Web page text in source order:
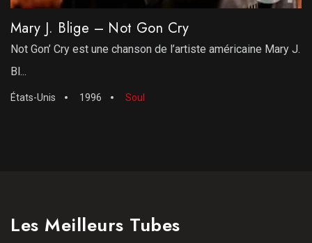
Mary J. Blige – Not Gon Cry
Not Gon’ Cry est une chanson de l’artiste américaine Mary J.
Bl...
États-Unis 1996 Soul
Les Meilleurs Tubes